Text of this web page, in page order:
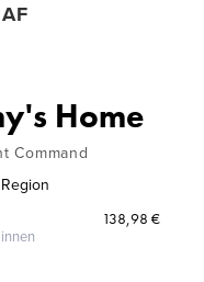
Home
Command
138,98 €